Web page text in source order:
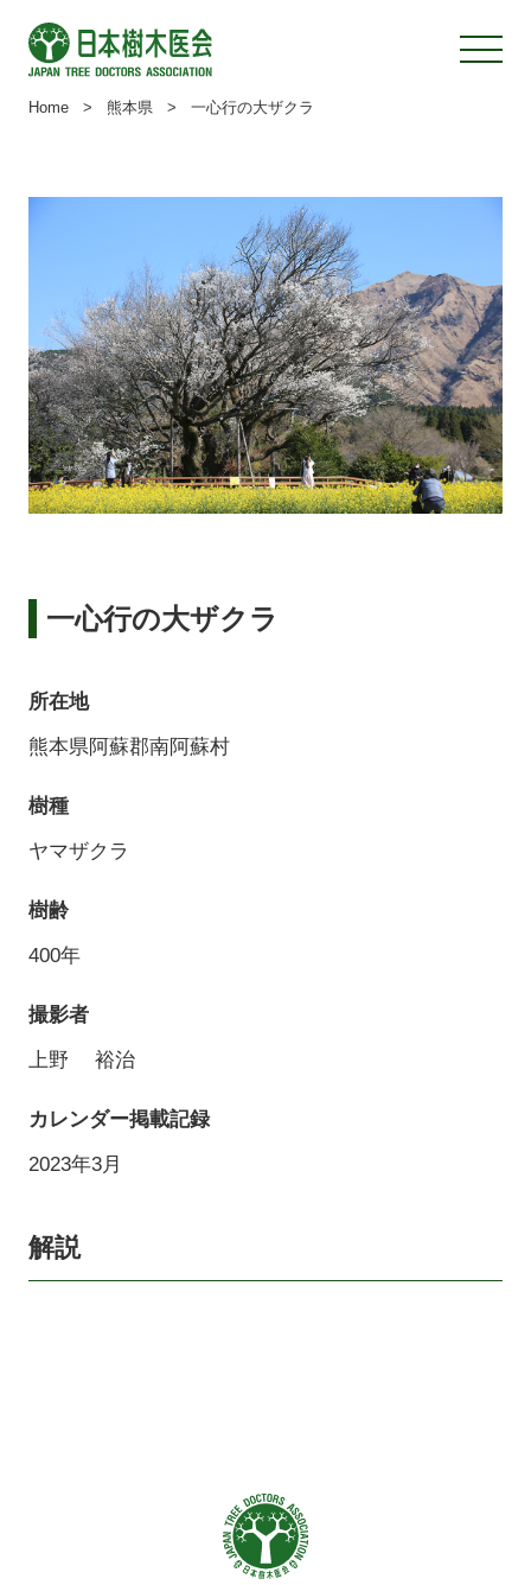
Home > 熊本県 > 一心行の大ザクラ
一心行の大ザクラ
所在地
熊本県阿蘇郡南阿蘇村
樹種
ヤマザクラ
樹齢
400年
撮影者
上野 裕治
カレンダー掲載記録
2023年3月
解説